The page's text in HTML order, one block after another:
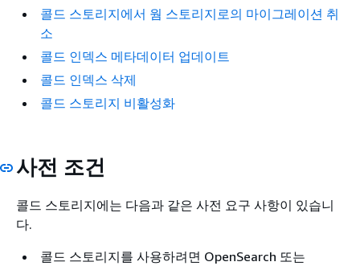
콜드 스토리지에서 웜 스토리지로의 마이그레이션 취
소
콜드 인덱스 메타데이터 업데이트
콜드 인덱스 삭제
콜드 스토리지 비활성화
사전 조건
콜드 스토리지에는 다음과 같은 사전 요구 사항이 있습니
다.
콜드 스토리지를 사용하려면 OpenSearch 또는